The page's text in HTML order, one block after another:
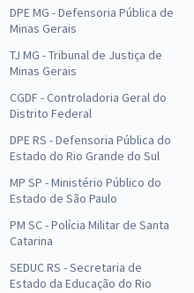
DPE MG - Defensoria Pública de
Minas Gerais
TJ MG - Tribunal de Justiça de
Minas Gerais
CGDF - Controladoria Geral do
Distrito Federal
DPE RS - Defensoria Pública do
Estado do Rio Grande do Sul
MP SP - Ministério Público do
Estado de São Paulo
PM SC - Polícia Militar de Santa
Catarina
SEDUC RS - Secretaria de
Estado da Educação do Rio